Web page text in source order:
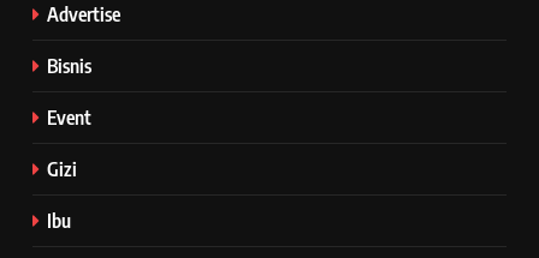
Advertise
Bisnis
Event
Gizi
Ibu